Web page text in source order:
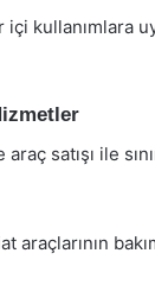
kullanımlara
satışı ile